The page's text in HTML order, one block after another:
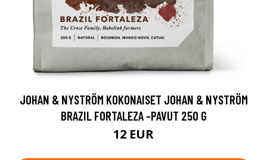
JOHAN & NYSTRÖM KOKONAISET JOHAN & NYSTRÖM
BRAZIL FORTALEZA -PAVUT 250 G
12 EUR